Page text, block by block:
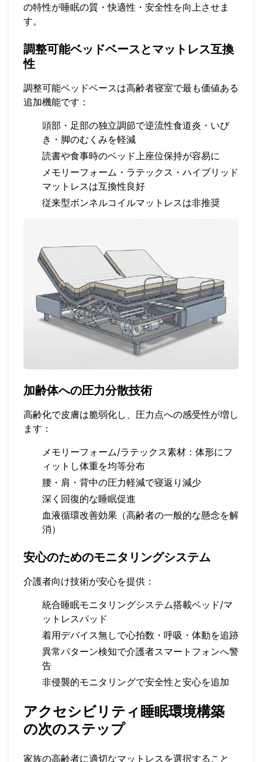
の特性が睡眠の質・快適性・安全性を向上させま
す。
調整可能ベッドベースとマットレス互換
性
調整可能ベッドベースは高齢者寝室で最も価値ある
追加機能です：
頭部・足部の独立調節で逆流性食道炎・いび
き・脚のむくみを軽減
読書や食事時のベッド上座位保持が容易に
メモリーフォーム・ラテックス・ハイブリッド
マットレスは互換性良好
従来型ボンネルコイルマットレスは非推奨
加齢体への圧力分散技術
高齢化で皮膚は脆弱化し、圧力点への感受性が増し
ます：
メモリーフォーム/ラテックス素材：体形にフ
ィットし体重を均等分布
腰・肩・背中の圧力軽減で寝返り減少
深く回復的な睡眠促進
血液循環改善効果（高齢者の一般的な懸念を解
消）
安心のためのモニタリングシステム
介護者向け技術が安心を提供：
統合睡眠モニタリングシステム搭載ベッド/マ
ットレスパッド
着用デバイス無しで心拍数・呼吸・体動を追跡
異常パターン検知で介護者スマートフォンへ警
告
非侵襲的モニタリングで安全性と安心を追加
アクセシビリティ睡眠環境構築
の次のステップ
家族の高齢者に適切なマットレスを選択すること